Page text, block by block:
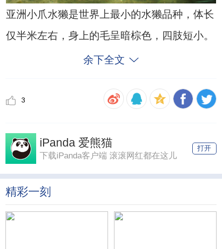
亚洲小爪水獭是世界上最小的水獭品种，体长
仅半米左右，身上的毛呈暗棕色，四肢短小。
余下全文
3
iPanda 爱熊猫
下载iPanda客户端 滚滚网红都在这儿
打开
精彩一刻